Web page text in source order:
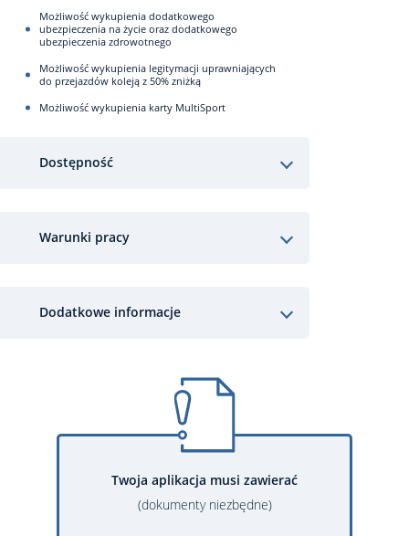
Możliwość wykupienia dodatkowego
ubezpieczenia na życie oraz dodatkowego
ubezpieczenia zdrowotnego
Możliwość wykupienia legitymacji uprawniających
do przejazdów koleją z 50% zniżką
Możliwość wykupienia karty MultiSport
Dostępność
Warunki pracy
Dodatkowe informacje
Twoja aplikacja musi zawierać
(dokumenty niezbędne)